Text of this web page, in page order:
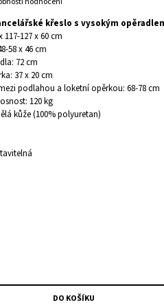
křeslo s vysokým
117-127 x 60 cm
58 x 46 cm
72 cm
37 x 20 cm
podlahou a loketní opěrkou: 68-78 cm
120 kg
kůže (100% polyuretan)
DO KOŠÍKU